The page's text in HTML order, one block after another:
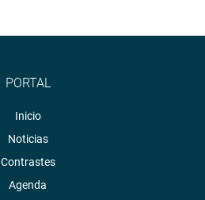
PORTAL
Inicio
Noticias
Contrastes
Agenda